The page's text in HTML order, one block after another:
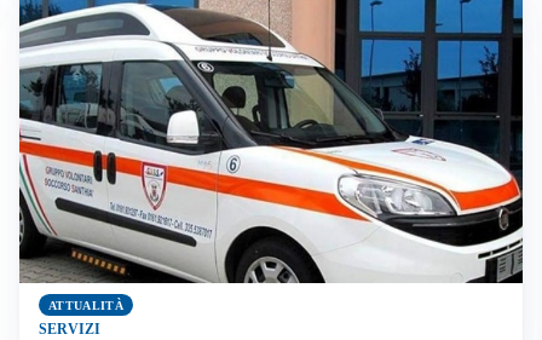
ATTUALITÀ
SERVIZI